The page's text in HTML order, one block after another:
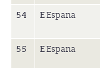
54
E Espana
55 E Espana